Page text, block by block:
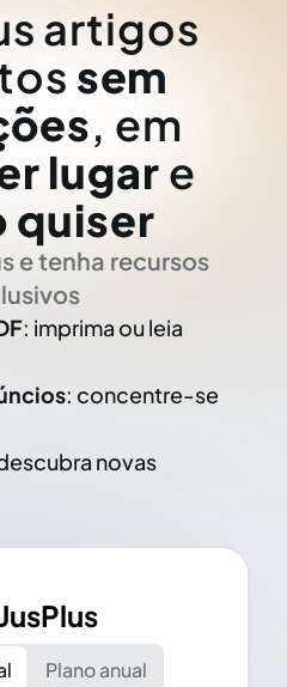
artigos
sem
, em
lugar e
quiser
e tenha recursos
: imprima ou leia
: concentre-se
novas
JusPlus
Plano anual